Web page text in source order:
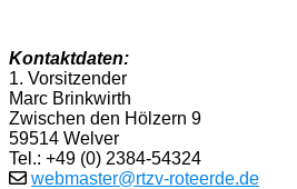
Kontaktdaten:
1. Vorsitzender
Marc Brinkwirth
Zwischen den Hölzern 9
59514 Welver
Tel.: +49 (0) 2384-54324
webmaster@rtzv-roteerde.de